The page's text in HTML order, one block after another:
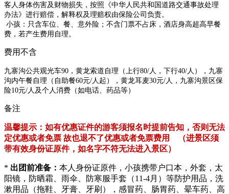
客人身体伤害及财物损失，按照《中华人民共和国道路交通事故处理
办法》进行赔偿，解释权及理赔权由保险公司负责。
小孩： 只含车位、餐、意外险；不含门票不占床，酒店身高超高早餐
费，若产生费用自理。
费用不含
九寨沟公共观光车90， 黄龙索道自理（上行80/人，下行40/人），九寨
沟内午餐自理（自助餐60元/人起 ），黄龙耳麦30元/人，九寨沟景区保
险10元/人及个人消费（如电话、药品等）
备注
​温馨提示：如有优惠证件的游客须报名时提前告知，否则无法
定优惠或者免票 故也退不了优惠或者免票费用 （进景区须
带有效身份证原件，如名字不符无法进入景区）
* 出团前准备： 本人身份证原件，小孩携带户口本，外套，太
阳镜，防晒霜、雨伞、防寒服手套（11-4月）等防护用品，洗
漱用品（拖鞋、牙膏、牙刷），感冒药、肠胃药、晕车药、高